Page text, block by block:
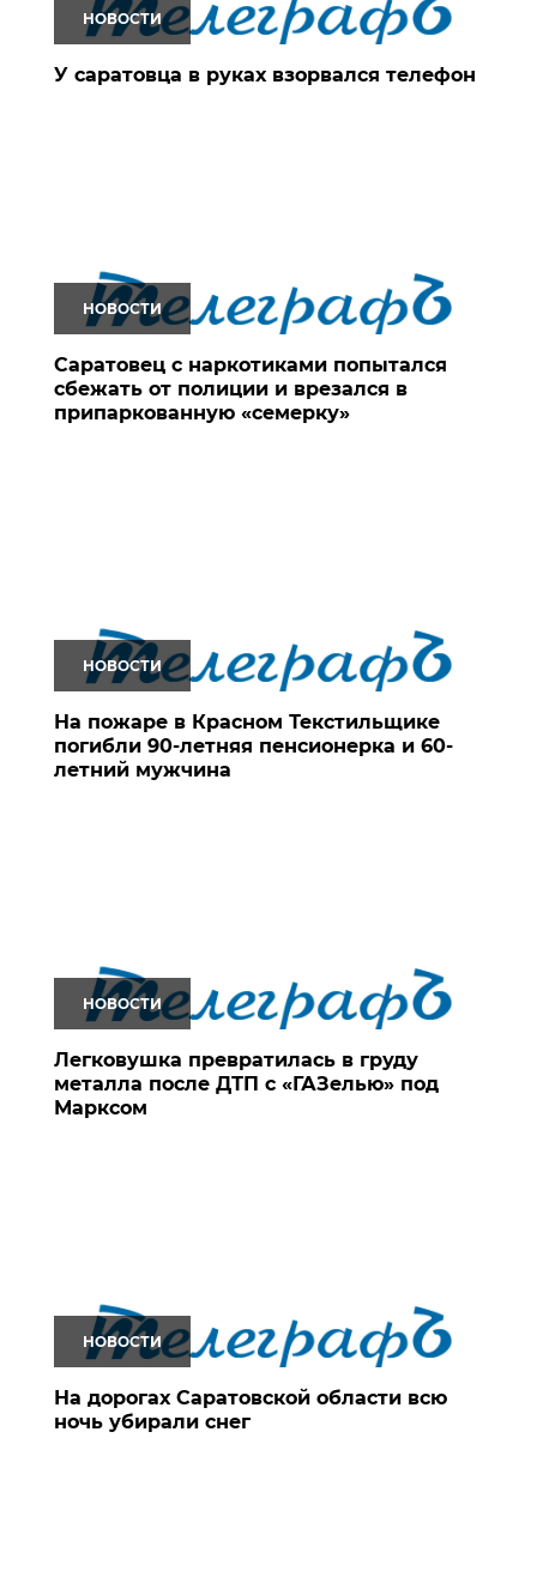
НОВОСТИ
У саратовца в руках взорвался телефон
НОВОСТИ
Саратовец с наркотиками попытался
сбежать от полиции и врезался в
припаркованную «семерку»
НОВОСТИ
На пожаре в Красном Текстильщике
погибли 90-летняя пенсионерка и 60-
летний мужчина
НОВОСТИ
Легковушка превратилась в груду
металла после ДТП с «ГАЗелью» под
Марксом
НОВОСТИ
На дорогах Саратовской области всю
ночь убирали снег